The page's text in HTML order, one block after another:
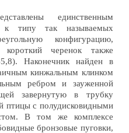
единственным
к типу так называемых
конфигурацию,
черенок также
Наконечник найден в
кинжальным клинком
ребром и зауженной
завернутую в трубку
птицы с полудисковидными
В том же комплексе
бронзовые пуговки,